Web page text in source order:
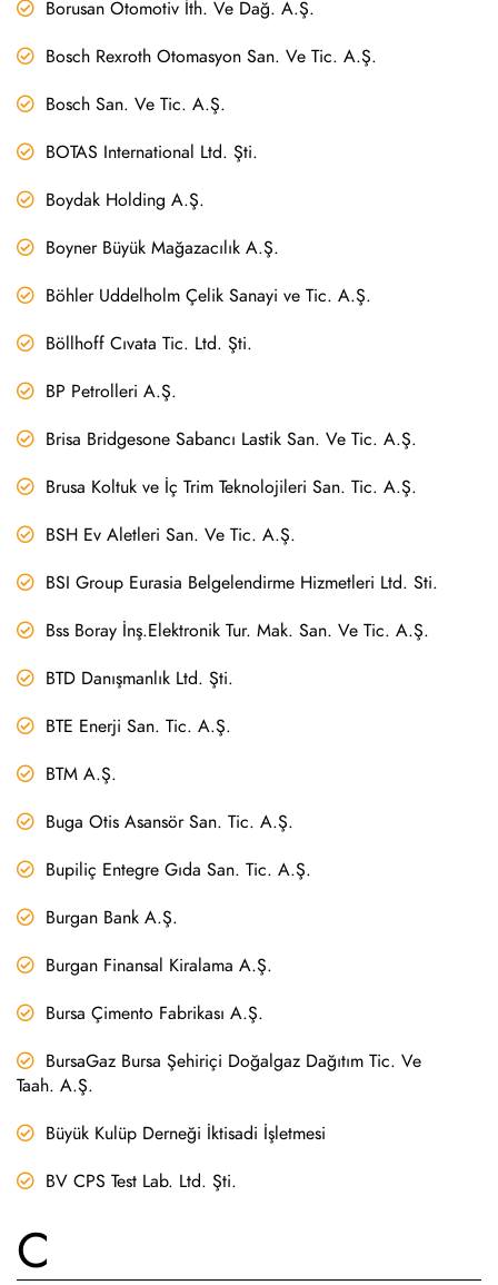
Borusan Otomotiv İth. Ve Dağ. A.Ş.
Bosch Rexroth Otomasyon San. Ve Tic. A.Ş.
Bosch San. Ve Tic. A.Ş.
BOTAS International Ltd. Şti.
Boydak Holding A.Ş.
Boyner Büyük Mağazacılık A.Ş.
Böhler Uddelholm Çelik Sanayi ve Tic. A.Ş.
Böllhoff Cıvata Tic. Ltd. Şti.
BP Petrolleri A.Ş.
Brisa Bridgesone Sabancı Lastik San. Ve Tic. A.Ş.
Brusa Koltuk ve İç Trim Teknolojileri San. Tic. A.Ş.
BSH Ev Aletleri San. Ve Tic. A.Ş.
BSI Group Eurasia Belgelendirme Hizmetleri Ltd. Sti.
Bss Boray İnş.Elektronik Tur. Mak. San. Ve Tic. A.Ş.
BTD Danışmanlık Ltd. Şti.
BTE Enerji San. Tic. A.Ş.
BTM A.Ş.
Buga Otis Asansör San. Tic. A.Ş.
Bupiliç Entegre Gıda San. Tic. A.Ş.
Burgan Bank A.Ş.
Burgan Finansal Kiralama A.Ş.
Bursa Çimento Fabrikası A.Ş.
BursaGaz Bursa Şehiriçi Doğalgaz Dağıtım Tic. Ve
Taah. A.Ş.
Büyük Kulüp Derneği İktisadi İşletmesi
BV CPS Test Lab. Ltd. Şti.
C